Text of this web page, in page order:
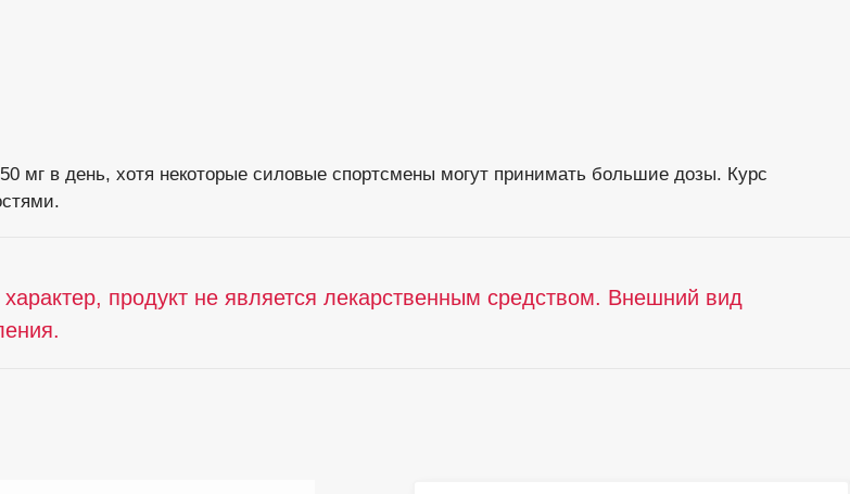
мг в день, хотя некоторые силовые спортсмены могут принимать большие дозы. Курс
продукт не является лекарственным средством. Внешний вид